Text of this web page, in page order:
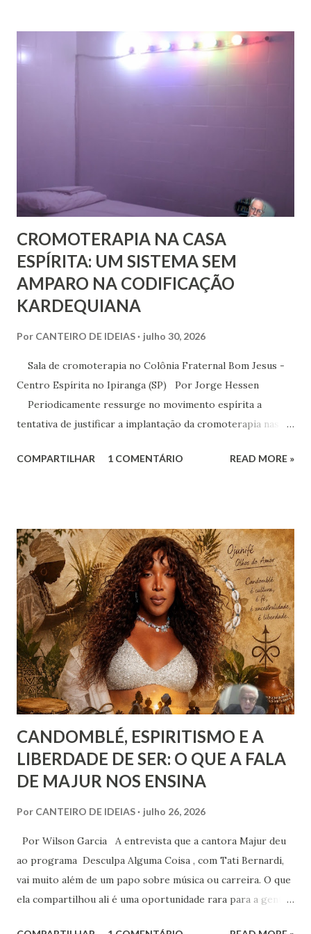
Pestalozzi a Rivail ou vice-versa. Pestalozzi sonhava
implantar seu método na França, a ponto de ter tido uma
entrevista com o próprio Napoleão Bonaparte, que aliás se
e amoroso, não era de ...
CROMOTERAPIA NA CASA
ESPÍRITA: UM SISTEMA SEM
AMPARO NA CODIFICAÇÃO
KARDEQUIANA
Por CANTEIRO DE IDEIAS julho 30, 2026
Sala de cromoterapia no Colônia Fraternal Bom Jesus -
Centro Espírita no Ipiranga (SP) Por Jorge Hessen
Periodicamente ressurge no movimento espírita a
tentativa de justificar a implantação da cromoterapia nas
Joanna de Ângelis, especialmente na obra Plenitude .
Joanna de Ângelis menciona a helioterapia e faz alusões à
cromoterapia no contexto da preservação da saúde física e
psíquica. Em nenhum momento, porém, recomenda sua
adoção como prática institucional do Espiritismo. Há
profunda diferença entre reconhecer a existência de um
recurso terapêutico e convertê-lo em atividade da Casa
Espírita.
COMPARTILHAR 1 COMENTÁRIO READ MORE »
CANDOMBLÉ, ESPIRITISMO E A
LIBERDADE DE SER: O QUE A FALA
DE MAJUR NOS ENSINA
Por CANTEIRO DE IDEIAS julho 26, 2026
Por Wilson Garcia A entrevista que a cantora Majur deu
ao programa Desculpa Alguma Coisa , com Tati Bernardi,
vai muito além de um papo sobre música ou carreira. O que
ela compartilhou ali é uma oportunidade rara para a gente